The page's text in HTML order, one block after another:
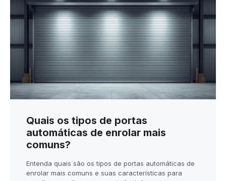
Quais os tipos de portas
automáticas de enrolar mais
comuns?
Entenda quais são os tipos de portas automáticas de
enrolar mais comuns e suas características para